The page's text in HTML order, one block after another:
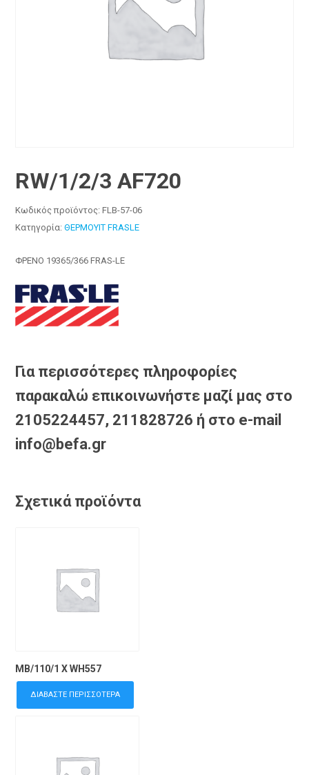
RW/1/2/3 AF720
Κωδικός προϊόντος:FLB-57-06
Κατηγορία:ΘΕΡΜΟΥΙΤ FRASLE
ΦΡΕΝΟ 19365/366 FRAS-LE
Για περισσότερες πληροφορίες
παρακαλώ επικοινωνήστε μαζί μας στο
2105224457, 211828726 ή στο e-mail
info@befa.gr
Σχετικά προϊόντα
MB/110/1 X WH557
ΔΙΑΒΆΣΤΕ ΠΕΡΙΣΣΌΤΕΡΑ